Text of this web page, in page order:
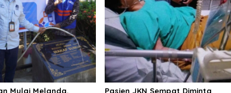
Mulai Melanda, Pasien JKN Sempat Diminta